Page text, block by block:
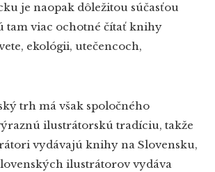
je naopak dôležitou súčasťou
tam viac ochotné čítať knihy
ekológii, utečencoch,
trh má však spoločného
ilustrátorskú tradíciu, takže
vydávajú knihy na Slovensku,
ilustrátorov vydáva